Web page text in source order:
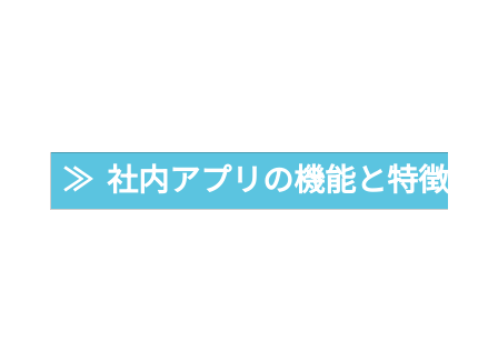
≫  社内アプリの機能と特徴